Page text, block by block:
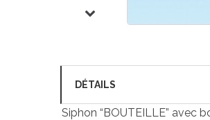
DÉTAILS
Siphon “BOUTEILLE” avec